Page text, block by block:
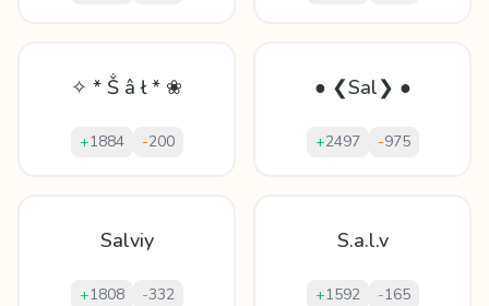
✧ * Ṧ â ł * ❀
+1884 -200
● ❮Sal❯ ●
+2497 -975
Salviy
+1808 -332
S.a.l.v
+1592 -165